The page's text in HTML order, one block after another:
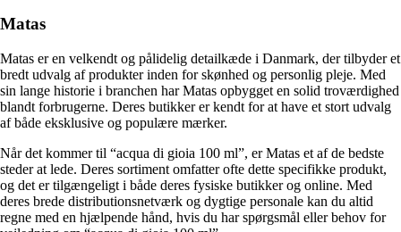
Matas
Matas er en velkendt og pålidelig detailkæde i Danmark, der tilbyder et
bredt udvalg af produkter inden for skønhed og personlig pleje. Med
sin lange historie i branchen har Matas opbygget en solid troværdighed
blandt forbrugerne. Deres butikker er kendt for at have et stort udvalg
af både eksklusive og populære mærker.
Når det kommer til “acqua di gioia 100 ml”, er Matas et af de bedste
steder at lede. Deres sortiment omfatter ofte dette specifikke produkt,
og det er tilgængeligt i både deres fysiske butikker og online. Med
deres brede distributionsnetværk og dygtige personale kan du altid
regne med en hjælpende hånd, hvis du har spørgsmål eller behov for